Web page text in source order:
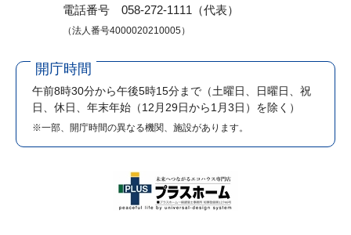
電話番号 058-272-1111（代表）
（法人番号4000020210005）
開庁時間
午前8時30分から午後5時15分まで （土曜日、日曜日、祝
日、休日、年末年始（12月29日から1月3日）を除く）
※一部、開庁時間の異なる機関、施設があります。